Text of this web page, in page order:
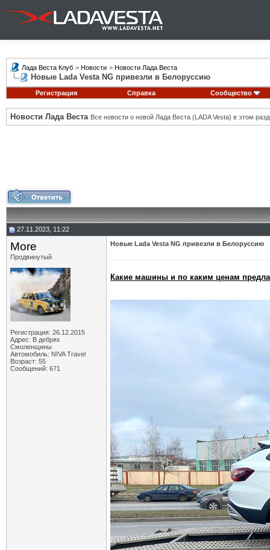
Лада Веста Клуб > Новости > Новости Лада Веста
Новые Lada Vesta NG привезли в Белоруссию
Регистрация Справка Сообщество
Новости Лада Веста Все новости о новой Лада Веста (LADA Vesta) в этом
27.11.2023, 11:22
More
Продвинутый
Регистрация: 26.12.2015
Адрес: В дебрях
Смоленщины
Автомобиль: NIVA Travel
Возраст: 55
Сообщений: 671
Новые Lada Vesta NG привезли в Белоруссию
Какие машины и по каким ценам